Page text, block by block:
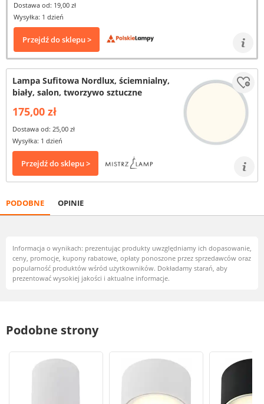
Dostawa od: 19,00 zł
Wysyłka: 1 dzień
Przejdź do sklepu >
Lampa Sufitowa Nordlux, ściemnialny,
biały, salon, tworzywo sztuczne
175,00 zł
Dostawa od: 25,00 zł
Wysyłka: 1 dzień
Przejdź do sklepu >
PODOBNE OPINIE
Informacja o wynikach: prezentując produkty uwzględniamy ich dopasowanie,
ceny, promocje, kupony rabatowe, opłaty ponoszone przez sprzedawców oraz
popularność produktów wśród użytkowników. Dokładamy starań, aby
prezentować wysokiej jakości i aktualne informacje.
Podobne strony